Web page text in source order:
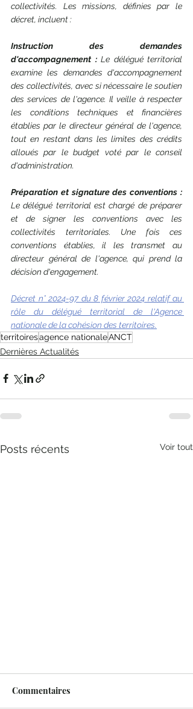
collectivités. Les missions, définies par le
décret, incluent :
Instruction des demandes
d'accompagnement : Le délégué territorial
examine les demandes d'accompagnement
des collectivités, avec si nécessaire le soutien
des services de l'agence. Il veille à respecter
les conditions techniques et financières
établies par le directeur général de l'agence,
tout en restant dans les limites des crédits
alloués par le budget voté par le conseil
d'administration.
Préparation et signature des conventions :
Le délégué territorial est chargé de préparer
et de signer les conventions avec les
collectivités territoriales. Une fois ces
conventions établies, il les transmet au
directeur général de l'agence, qui prend la
décision d'engagement.
Décret n° 2024-97 du 8 février 2024 relatif au
rôle du délégué territorial de l'Agence
nationale de la cohésion des territoires.
territoiresagence nationaleANCT
Dernières Actualités
Posts récents Voir tout
Commentaires